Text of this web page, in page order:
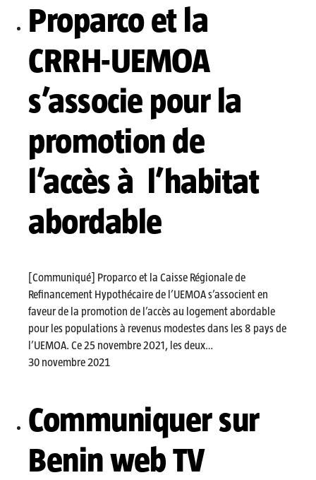
Proparco et la
CRRH-UEMOA
s’associe pour la
promotion de
l’accès à l’habitat
abordable
[Communiqué] Proparco et la Caisse Régionale de
Refinancement Hypothécaire de l’UEMOA s’associent en
faveur de la promotion de l’accès au logement abordable
pour les populations à revenus modestes dans les 8 pays de
l’UEMOA. Ce 25 novembre 2021, les deux…
30 novembre 2021
Communiquer sur
Benin web TV